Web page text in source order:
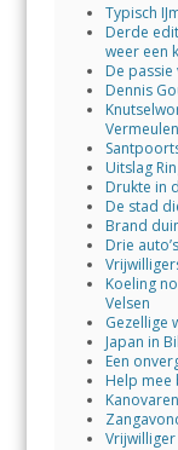
Typisch
Derde
weer een
De
Dennis
Uitslag
Drukte in
De stad
Brand
Drie
Koeling
Velsen
Gezellige
Japan in
Een
Help mee
Vrijwilliger